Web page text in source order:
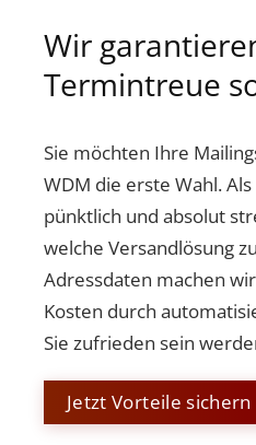
Wir
Termintreue
Sie möchten Ihre
WDM die erste Wahl.
pünktlich und absolut
welche Versandlösung
Adressdaten machen
Kosten durch
Sie zufrieden sein
Jetzt Vorteile sichern